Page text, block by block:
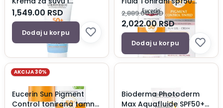
normalnu kožu SPF50
50ml
1,549.00 RSD
Dodaj u korpu
50ml
2,889.00RSD
2,022.00RSD
Dodaj u korpu
AKCIJA 30%
Eucerin Sun Pigment
Control tonirana tamna
Bioderma Photoderm
Max Aquafluide SPF50+